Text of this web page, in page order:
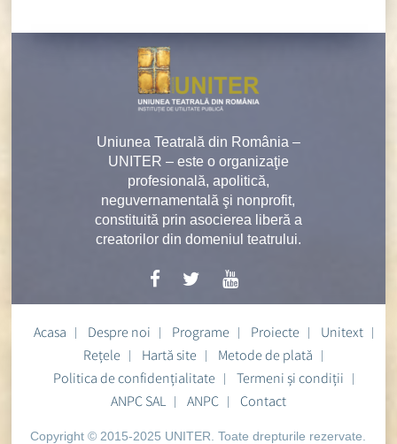
Uniunea Teatrală din România –
UNITER – este o organizaţie
profesională, apolitică,
neguvernamentală şi nonprofit,
constituită prin asocierea liberă a
creatorilor din domeniul teatrului.
Acasa Despre noi Programe Proiecte
Unitext
Rețele
Hartă site
Metode de plată
Politica de confidențialitate
Termeni și condiții
ANPC SAL
ANPC Contact
Copyright © 2015-2025 UNITER. Toate drepturile rezervate.